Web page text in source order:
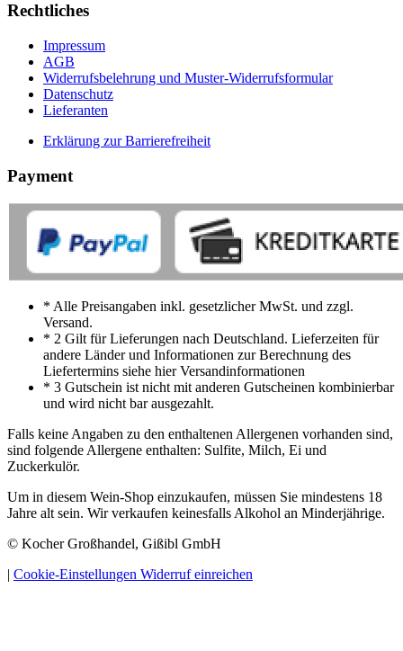
Rechtliches
Impressum
AGB
Widerrufsbelehrung und Muster-Widerrufsformular
Datenschutz
Lieferanten
Erklärung zur Barrierefreiheit
Payment
* Alle Preisangaben inkl. gesetzlicher MwSt. und zzgl.
Versand.
* 2 Gilt für Lieferungen nach Deutschland. Lieferzeiten für
andere Länder und Informationen zur Berechnung des
Liefertermins siehe hier Versandinformationen
* 3 Gutschein ist nicht mit anderen Gutscheinen kombinierbar
und wird nicht bar ausgezahlt.
Falls keine Angaben zu den enthaltenen Allergenen vorhanden sind,
sind folgende Allergene enthalten: Sulfite, Milch, Ei und
Zuckerkulör.
Um in diesem Wein-Shop einzukaufen, müssen Sie mindestens 18
Jahre alt sein. Wir verkaufen keinesfalls Alkohol an Minderjährige.
© Kocher Großhandel, Gißibl GmbH
| Cookie-Einstellungen Widerruf einreichen